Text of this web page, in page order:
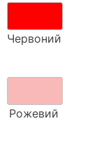
Червоний
Рожевий